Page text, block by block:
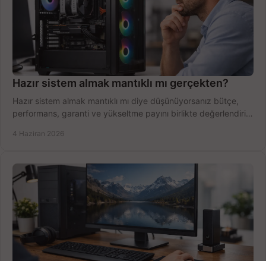
Hazır sistem almak mantıklı mı gerçekten?
Hazır sistem almak mantıklı mı diye düşünüyorsanız bütçe,
performans, garanti ve yükseltme payını birlikte değerlendirin,
4 Haziran 2026